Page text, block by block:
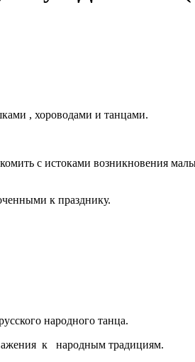
, хороводами и танцами.
с истоками возникновения
к празднику.
народного танца.
к народным традициям.